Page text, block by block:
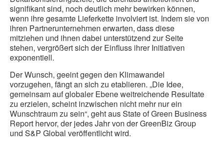
signifikant sind, noch deutlich mehr bewirken können,
wenn ihre gesamte Lieferkette involviert ist. Indem sie von
ihren Partnerunternehmen erwarten, dass diese
mitziehen und ihnen dabei unterstützend zur Seite
stehen, vergrößert sich der Einfluss ihrer Initiativen
exponentiell.
Der Wunsch, geeint gegen den Klimawandel
vorzugehen, fängt an sich zu etablieren. „Die Idee,
gemeinsam auf globaler Ebene weitreichende Resultate
zu erzielen, scheint inzwischen nicht mehr nur ein
Wunschtraum zu sein“, geht aus State of Green Business
Report hervor, der jedes Jahr von der GreenBiz Group
und S&P Global veröffentlicht wird.